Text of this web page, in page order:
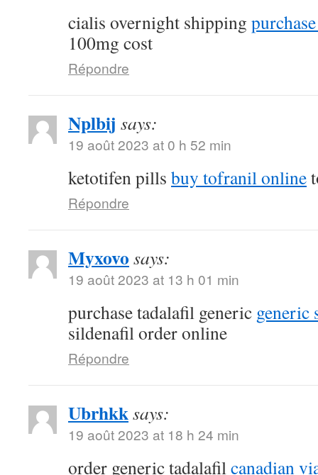
cialis overnight shipping
100mg cost
Répondre
Nplbij says:
19 août 2023 at 0 h 52 min
ketotifen pills buy tofranil online
Répondre
Myxovo says:
19 août 2023 at 13 h 01 min
purchase tadalafil generic generic
sildenafil order online
Répondre
Ubrhkksays:
19 août 2023 at 18 h 24 min
order generic tadalafilcanadian